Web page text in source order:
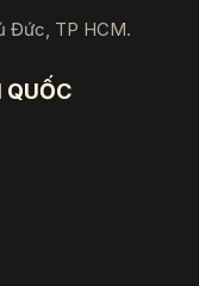
Đức, TP HCM.
QUỐC